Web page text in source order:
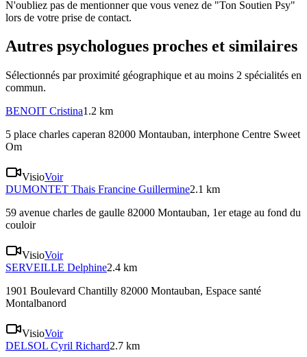
N'oubliez pas de mentionner que vous venez de "Ton Soutien Psy"
lors de votre prise de contact.
Autres psychologues proches et similaires
Sélectionnés par proximité géographique et au moins 2 spécialités en
commun.
BENOIT Cristina1.2 km
5 place charles caperan 82000 Montauban, interphone Centre Sweet
Om
VisioVoir
DUMONTET Thais Francine Guillermine2.1 km
59 avenue charles de gaulle 82000 Montauban, 1er etage au fond du
couloir
VisioVoir
SERVEILLE Delphine2.4 km
1901 Boulevard Chantilly 82000 Montauban, Espace santé
Montalbanord
VisioVoir
DELSOL Cyril Richard2.7 km